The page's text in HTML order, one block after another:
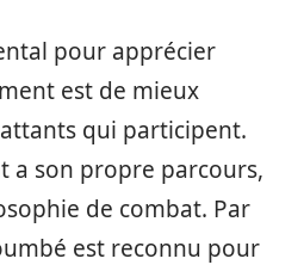
pour apprécier
est de mieux
qui participent.
a son propre parcours,
de combat. Par
est reconnu pour